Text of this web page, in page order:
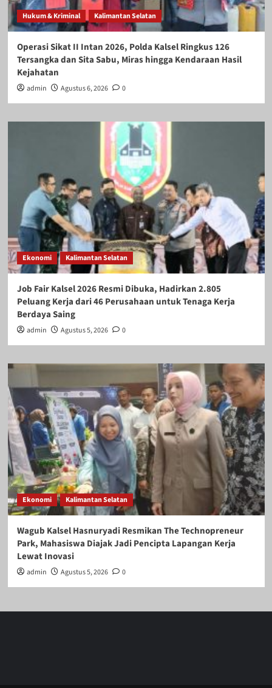
Hukum & Kriminal Kalimantan Selatan
Operasi Sikat II Intan 2026, Polda Kalsel Ringkus 126
Tersangka dan Sita Sabu, Miras hingga Kendaraan Hasil
Kejahatan
admin Agustus 6, 2026 0
Ekonomi Kalimantan Selatan
Job Fair Kalsel 2026 Resmi Dibuka, Hadirkan 2.805
Peluang Kerja dari 46 Perusahaan untuk Tenaga Kerja
Berdaya Saing
admin Agustus 5, 2026 0
Ekonomi Kalimantan Selatan
Wagub Kalsel Hasnuryadi Resmikan The Technopreneur
Park, Mahasiswa Diajak Jadi Pencipta Lapangan Kerja
Lewat Inovasi
admin Agustus 5, 2026 0